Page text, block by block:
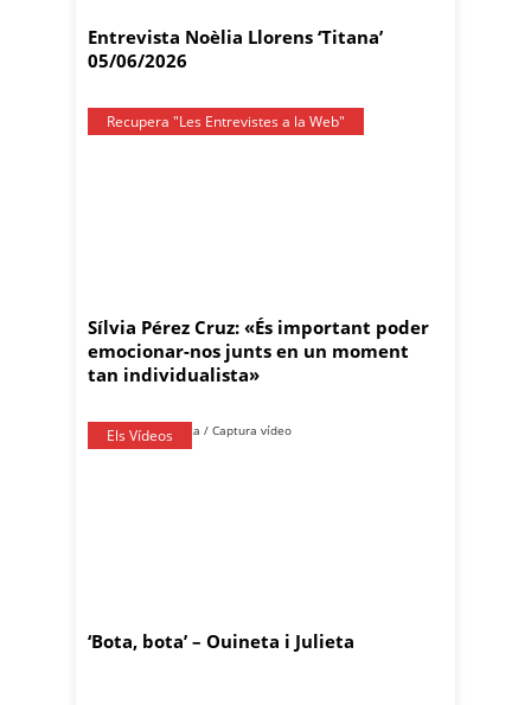
Entrevista Noèlia Llorens ‘Titana’
05/06/2026
Recupera "Les Entrevistes a la Web"
Sílvia Pérez Cruz: «És important poder
emocionar-nos junts en un moment
tan individualista»
Els Vídeos
‘Bota, bota’ – Ouineta i Julieta